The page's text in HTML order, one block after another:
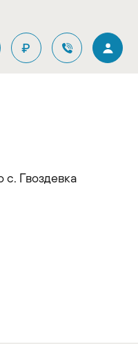
Гвоздевка
₽